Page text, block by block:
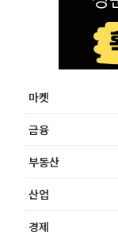
마켓
금융
부동산
산업
경제